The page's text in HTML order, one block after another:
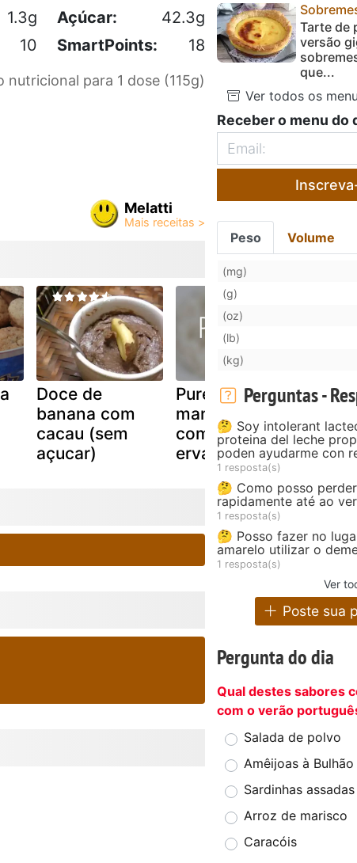
1.3g Açúcar:
42.3g
10 SmartPoints: 18
nutricional para 1 dose (115g)
Melatti
Doce de
banana com
cacau (sem
açucar)
Pure de
mandioquinha
com pesto de
ervas
Tarte de
versão
que...
Ver todos os
Receber o menu do
Peso Volume
(mg)
(g)
(oz)
(lb)
(kg)
Perguntas -
🤔 Soy intolerant
proteina del leche
poden ayudarme con
1 resposta(s)
🤔 Como posso
rapidamente até ao
1 resposta(s)
🤔 Posso fazer no
amarelo utilizar o
1 resposta(s)
Ver
Poste sua
Pergunta do dia
Qual destes sabores
com o verão
Salada de polvo
Amêijoas à
Sardinhas assadas
Arroz de marisco
Caracóis